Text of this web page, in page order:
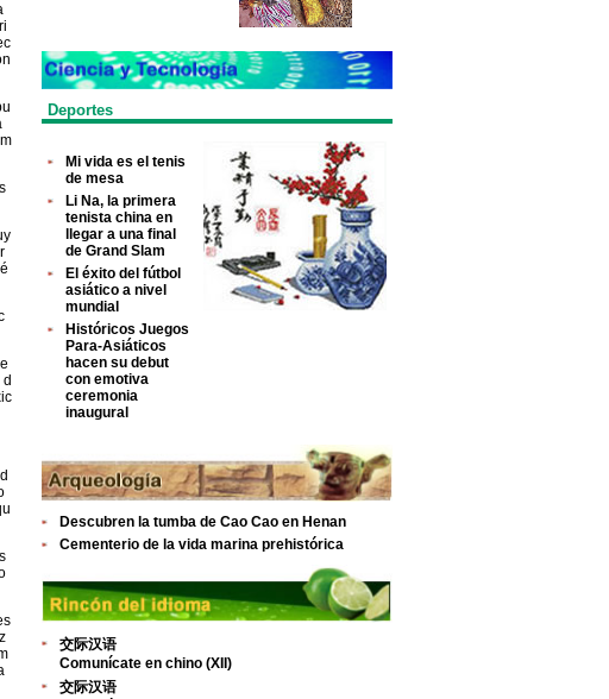
Deportes
Mi vida es el tenis
de mesa
Li Na, la primera
tenista china en
llegar a una final
de Grand Slam
El éxito del fútbol
asiático a nivel
mundial
Históricos Juegos
Para-Asiáticos
hacen su debut
con emotiva
ceremonia
inaugural
Descubren la tumba de Cao Cao en Henan
Cementerio de la vida marina prehistórica
交际汉语
Comunícate en chino (XII)
交际汉语